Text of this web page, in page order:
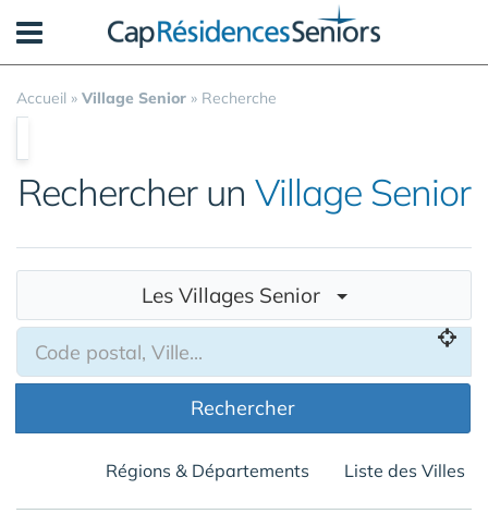
Accueil » Village Senior » Recherche
Rechercher un Village Senior
Les Villages Senior
Rechercher
Régions & Départements Liste des Villes